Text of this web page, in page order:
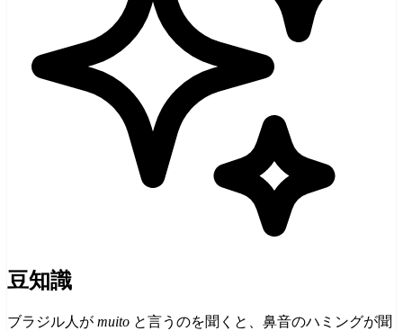
豆知識
ブラジル人が muito と言うのを聞くと、鼻音のハミングが聞